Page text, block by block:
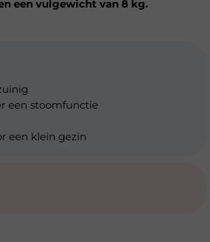
een vulgewicht van 8 kg.
een stoomfunctie
een klein gezin